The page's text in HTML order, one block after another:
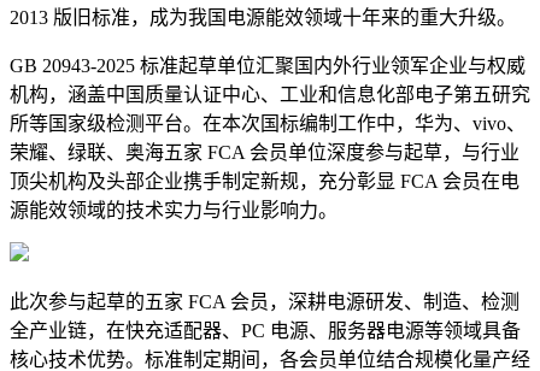
2013 版旧标准，成为我国电源能效领域十年来的重大升级。
GB 20943-2025 标准起草单位汇聚国内外行业领军企业与权威
机构，涵盖中国质量认证中心、工业和信息化部电子第五研究
所等国家级检测平台。在本次国标编制工作中，华为、vivo、
荣耀、绿联、奥海五家 FCA 会员单位深度参与起草，与行业
顶尖机构及头部企业携手制定新规，充分彰显 FCA 会员在电
源能效领域的技术实力与行业影响力。
此次参与起草的五家 FCA 会员，深耕电源研发、制造、检测
全产业链，在快充适配器、PC 电源、服务器电源等领域具备
核心技术优势。标准制定期间，各会员单位结合规模化量产经